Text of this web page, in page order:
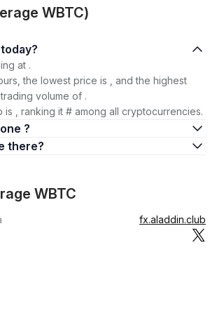
WBTC)
1. How much is today?
at .
the lowest price is , and the highest
volume of .
is , ranking it # among all cryptocurrencies.
one ?
many are there?
WBTC
fx.aladdin.club